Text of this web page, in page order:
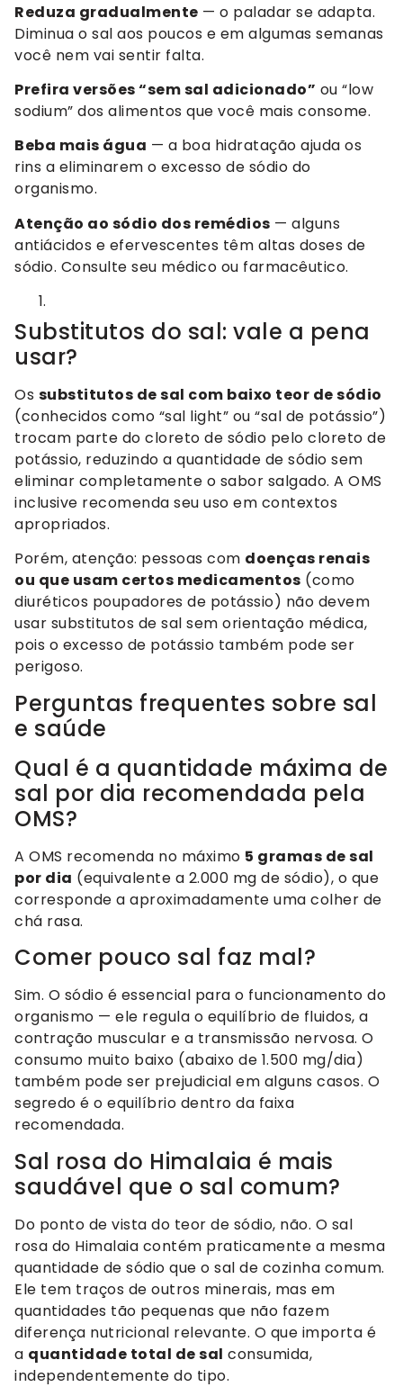
Reduza gradualmente — o paladar se adapta.
Diminua o sal aos poucos e em algumas semanas
você nem vai sentir falta.
Prefira versões “sem sal adicionado” ou “low
sodium” dos alimentos que você mais consome.
Beba mais água — a boa hidratação ajuda os
rins a eliminarem o excesso de sódio do
organismo.
Atenção ao sódio dos remédios — alguns
antiácidos e efervescentes têm altas doses de
sódio. Consulte seu médico ou farmacêutico.
Substitutos do sal: vale a pena
usar?
Os substitutos de sal com baixo teor de sódio
(conhecidos como “sal light” ou “sal de potássio”)
trocam parte do cloreto de sódio pelo cloreto de
potássio, reduzindo a quantidade de sódio sem
eliminar completamente o sabor salgado. A OMS
inclusive recomenda seu uso em contextos
apropriados.
Porém, atenção: pessoas com doenças renais
ou que usam certos medicamentos (como
diuréticos poupadores de potássio) não devem
usar substitutos de sal sem orientação médica,
pois o excesso de potássio também pode ser
perigoso.
Perguntas frequentes sobre sal
e saúde
Qual é a quantidade máxima de
sal por dia recomendada pela
OMS?
A OMS recomenda no máximo 5 gramas de sal
por dia (equivalente a 2.000 mg de sódio), o que
corresponde a aproximadamente uma colher de
chá rasa.
Comer pouco sal faz mal?
Sim. O sódio é essencial para o funcionamento do
organismo — ele regula o equilíbrio de fluidos, a
contração muscular e a transmissão nervosa. O
consumo muito baixo (abaixo de 1.500 mg/dia)
também pode ser prejudicial em alguns casos. O
segredo é o equilíbrio dentro da faixa
recomendada.
Sal rosa do Himalaia é mais
saudável que o sal comum?
Do ponto de vista do teor de sódio, não. O sal
rosa do Himalaia contém praticamente a mesma
quantidade de sódio que o sal de cozinha comum.
Ele tem traços de outros minerais, mas em
quantidades tão pequenas que não fazem
diferença nutricional relevante. O que importa é
a quantidade total de sal consumida,
independentemente do tipo.